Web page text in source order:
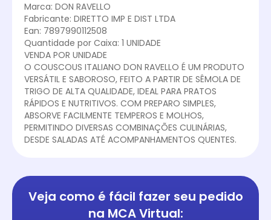
Marca: DON RAVELLO
Fabricante: DIRETTO IMP E DIST LTDA
Ean: 7897990112508
Quantidade por Caixa: 1 UNIDADE
VENDA POR UNIDADE
O COUSCOUS ITALIANO DON RAVELLO É UM PRODUTO
VERSÁTIL E SABOROSO, FEITO A PARTIR DE SÊMOLA DE
TRIGO DE ALTA QUALIDADE, IDEAL PARA PRATOS
RÁPIDOS E NUTRITIVOS. COM PREPARO SIMPLES,
ABSORVE FACILMENTE TEMPEROS E MOLHOS,
PERMITINDO DIVERSAS COMBINAÇÕES CULINÁRIAS,
DESDE SALADAS ATÉ ACOMPANHAMENTOS QUENTES.
Veja como é fácil fazer seu pedido
na MCA Virtual: